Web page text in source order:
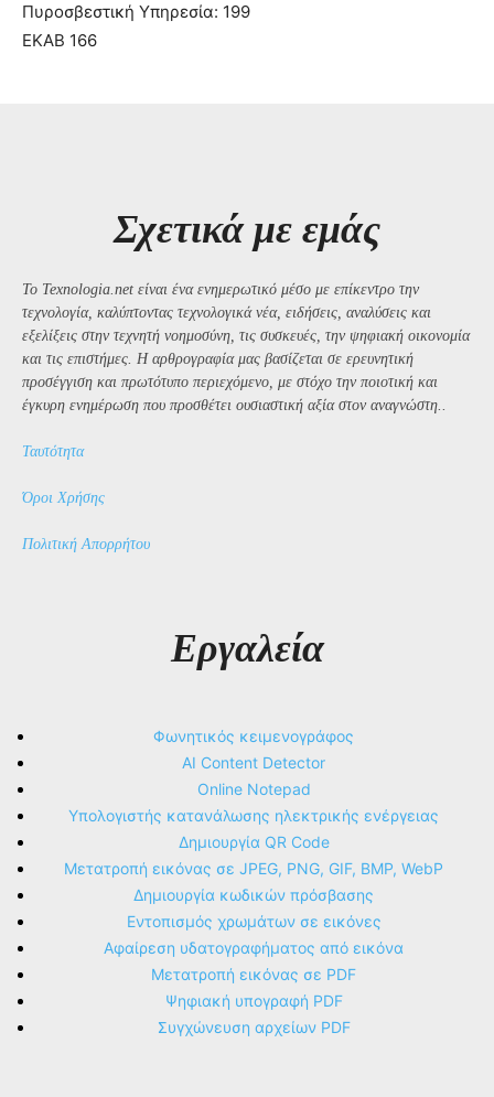
Πυροσβεστική Υπηρεσία: 199
ΕΚΑΒ 166
Σχετικά με εμάς
Το Texnologia.net είναι ένα ενημερωτικό μέσο με επίκεντρο την
τεχνολογία, καλύπτοντας τεχνολογικά νέα, ειδήσεις, αναλύσεις και
εξελίξεις στην τεχνητή νοημοσύνη, τις συσκευές, την ψηφιακή οικονομία
και τις επιστήμες. Η αρθρογραφία μας βασίζεται σε ερευνητική
προσέγγιση και πρωτότυπο περιεχόμενο, με στόχο την ποιοτική και
έγκυρη ενημέρωση που προσθέτει ουσιαστική αξία στον αναγνώστη..
Ταυτότητα
Όροι Χρήσης
Πολιτική Απορρήτου
Εργαλεία
Φωνητικός κειμενογράφος
AI Content Detector
Online Notepad
Υπολογιστής κατανάλωσης ηλεκτρικής ενέργειας
Δημιουργία QR Code
Μετατροπή εικόνας σε JPEG, PNG, GIF, BMP, WebP
Δημιουργία κωδικών πρόσβασης
Εντοπισμός χρωμάτων σε εικόνες
Αφαίρεση υδατογραφήματος από εικόνα
Μετατροπή εικόνας σε PDF
Ψηφιακή υπογραφή PDF
Συγχώνευση αρχείων PDF